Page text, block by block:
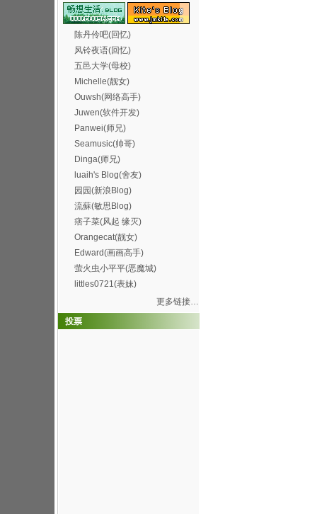
陈丹伶吧(回忆)
风铃夜语(回忆)
五邑大学(母校)
Michelle(靓女)
Ouwsh(网络高手)
Juwen(软件开发)
Panwei(师兄)
Seamusic(帅哥)
Dinga(师兄)
luaih's Blog(舍友)
园园(新浪Blog)
流蘇(敏思Blog)
痞子菜(风起 缘灭)
Orangecat(靓女)
Edward(画画高手)
萤火虫小平平(恶魔城)
littles0721(表妹)
更多链接…
投票